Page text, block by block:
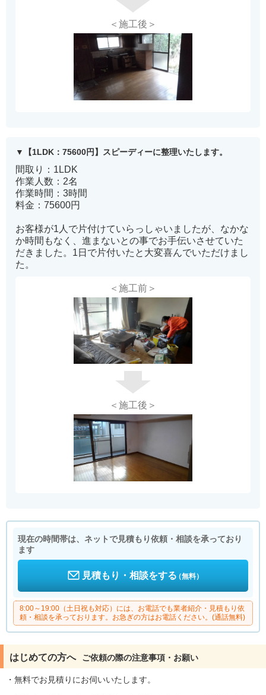
＜施工後＞
【1LDK：75600円】スピーディーに整理いたします。
間取り：1LDK
作業人数：2名
作業時間：3時間
料金：75600円
お客様が1人で片付けていらっしゃいましたが、なかな
か時間もなく、進まないとの事でお手伝いさせていた
だきました。1日で片付いたと大変喜んでいただけまし
た。
＜施工前＞
＜施工後＞
現在の時間帯は、ネットで見積もり依頼・相談を承っており
ます
見積もり・相談をする（無料）
8:00～19:00（土日祝も対応）には、お電話でも業者紹介・見積もり依
頼・相談を承っております。お急ぎの方はお電話ください。(通話無料)
はじめての方へ ご依頼の際の注意事項・お願い
・無料でお見積りにお伺いいたします。